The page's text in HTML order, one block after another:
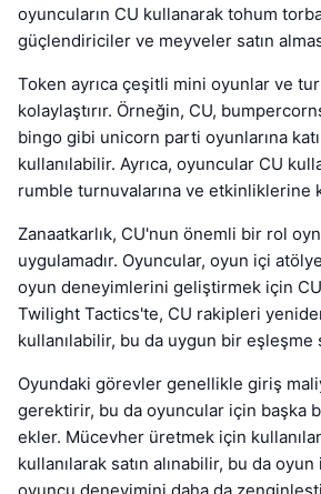
oyuncuların CU kullanarak tohum
güçlendiriciler ve meyveler satın
Token ayrıca çeşitli mini oyunlar ve
kolaylaştırır. Örneğin, CU,
bingo gibi unicorn parti oyunlarına
kullanılabilir. Ayrıca, oyuncular CU
rumble turnuvalarına ve etkinliklerine
Zanaatkarlık, CU'nun önemli bir rol
uygulamadır. Oyuncular, oyun içi
oyun deneyimlerini geliştirmek için
Twilight Tactics'te, CU rakipleri
kullanılabilir, bu da uygun bir eşleşme
Oyundaki görevler genellikle giriş
gerektirir, bu da oyuncular için başka
ekler. Mücevher üretmek için
kullanılarak satın alınabilir, bu da